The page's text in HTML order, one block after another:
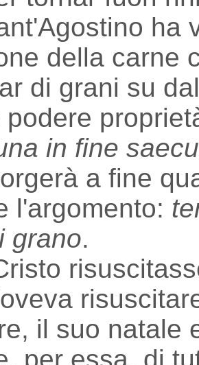
ha
della carne
di grani su
podere
in fine
a fine
l'argomento:
grano.
il suo natale